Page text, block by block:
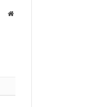
Вэбсайт